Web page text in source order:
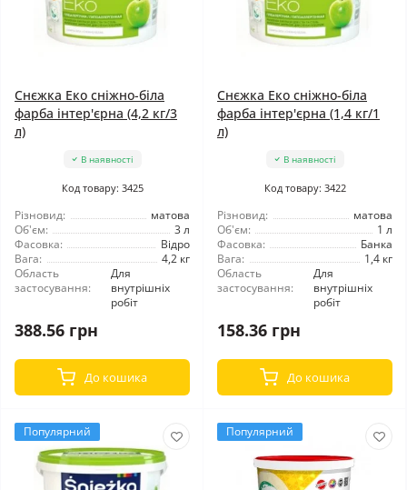
Снєжка Еко сніжно-біла
фарба інтер'єрна (4,2 кг/3
л)
В наявності
Код товару: 3425
Різновид:
матова
Об'єм:
3 л
Фасовка:
Відро
Вага:
4,2 кг
Область
застосування:
Для
внутрішніх
робіт
388.56 грн
До кошика
Снєжка Еко сніжно-біла
фарба інтер'єрна (1,4 кг/1
л)
В наявності
Код товару: 3422
Різновид:
матова
Об'єм:
1 л
Фасовка:
Банка
Вага:
1,4 кг
Область
застосування:
Для
внутрішніх
робіт
158.36 грн
До кошика
Популярний Популярний